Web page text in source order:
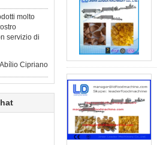
molto
servizio di
Cipriano